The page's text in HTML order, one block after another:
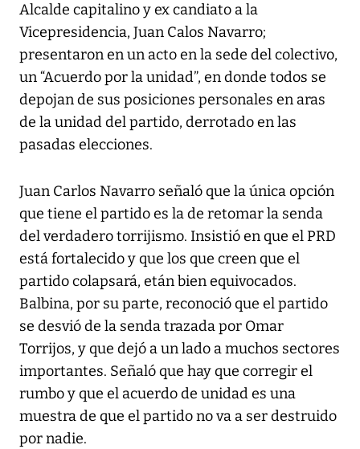
Alcalde capitalino y ex candiato a la
Vicepresidencia, Juan Calos Navarro;
presentaron en un acto en la sede del colectivo,
un “Acuerdo por la unidad”, en donde todos se
depojan de sus posiciones personales en aras
de la unidad del partido, derrotado en las
pasadas elecciones.
Juan Carlos Navarro señaló que la única opción
que tiene el partido es la de retomar la senda
del verdadero torrijismo. Insistió en que el PRD
está fortalecido y que los que creen que el
partido colapsará, etán bien equivocados.
Balbina, por su parte, reconoció que el partido
se desvió de la senda trazada por Omar
Torrijos, y que dejó a un lado a muchos sectores
importantes. Señaló que hay que corregir el
rumbo y que el acuerdo de unidad es una
muestra de que el partido no va a ser destruido
por nadie.